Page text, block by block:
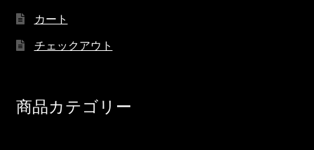
カート
チェックアウト
商品カテゴリー